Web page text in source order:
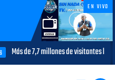
EN VIVO
Más de 7,7 millones de visitantes